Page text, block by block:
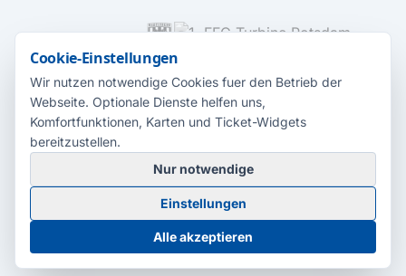
MEDIENPARTNER
© 2026 Radio Potsdam. Webseite entwickelt durch dieMedienagentur
Babelsberg
BarrierefreiheitserklärungAGBDatenschutzImpressum
Cookie-Einstellungen
Cookie-Einstellungen
Wir nutzen notwendige Cookies fuer den Betrieb der
Webseite. Optionale Dienste helfen uns,
Komfortfunktionen, Karten und Ticket-Widgets
bereitzustellen.
Nur notwendige
Einstellungen
Alle akzeptieren